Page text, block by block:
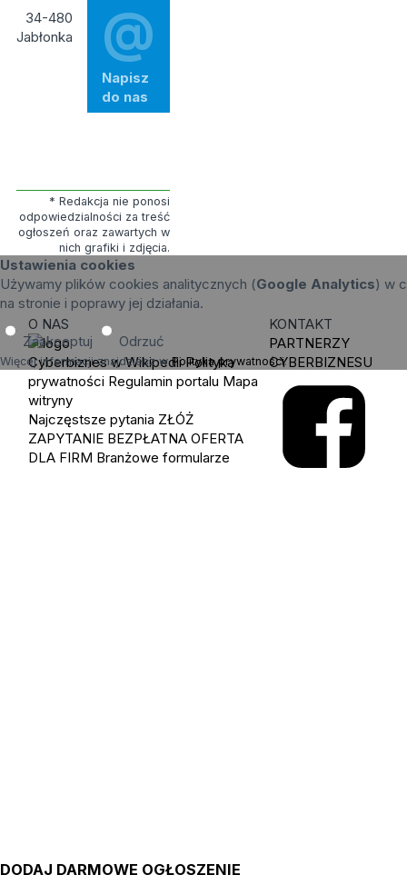
34-480
Jabłonka
@
Napisz
do nas
* Redakcja nie ponosi
odpowiedzialności za treść
ogłoszeń oraz zawartych w
nich grafiki i zdjęcia.
DODAJ DARMOWE OGŁOSZENIE
Ustawienia cookies
Używamy plików cookies analitycznych (Google Analytics) w
na stronie i poprawy jej działania.
Zaakceptuj Odrzuć
Więcej informacji znajdziesz wPolityka prywatności.
O NAS
Cyberbiznes w Wikipedii Polityka
prywatności Regulamin portalu Mapa
witryny
Najczęstsze pytania ZŁÓŻ
ZAPYTANIE BEZPŁATNA OFERTA
DLA FIRM Branżowe formularze
KONTAKT
PARTNERZY
CYBERBIZNESU